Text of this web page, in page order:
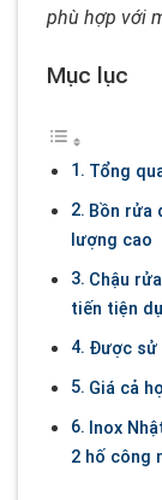
phù hợp với
Mục lục
Tổng
Bồn rửa
lượng cao
Chậu
tiến tiện
Được sử
Giá cả
Inox
2 hố công